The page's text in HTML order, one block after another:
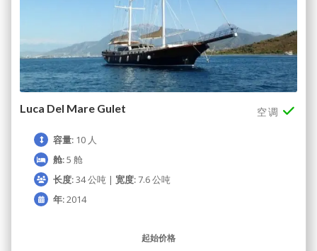
Luca Del Mare Gulet 空调
容量: 10 人
舱:5 舱
长度:34 公吨 | 宽度:7.6 公吨
年:2014
起始价格